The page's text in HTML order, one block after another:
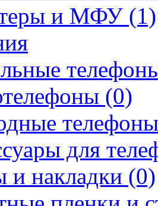
и МФУ (1)
(0)
для
и накладки (0)